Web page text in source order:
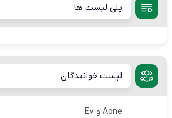
پلی لیست ها
لیست خوانندگان
Aone و E7